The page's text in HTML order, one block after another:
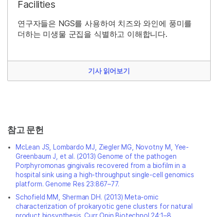
Facilities
연구자들은 NGS를 사용하여 치즈와 와인에 풍미를
더하는 미생물 군집을 식별하고 이해합니다.
기사 읽어보기
참고 문헌
McLean JS, Lombardo MJ, Ziegler MG, Novotny M, Yee-
Greenbaum J, et al. (2013) Genome of the pathogen
Porphyromonas gingivalis recovered from a biofilm in a
hospital sink using a high-throughput single-cell genomics
platform. Genome Res 23:867–77.
Schofield MM, Sherman DH. (2013) Meta-omic
characterization of prokaryotic gene clusters for natural
product biosynthesis. Curr Opin Biotechnol 24:1–8.